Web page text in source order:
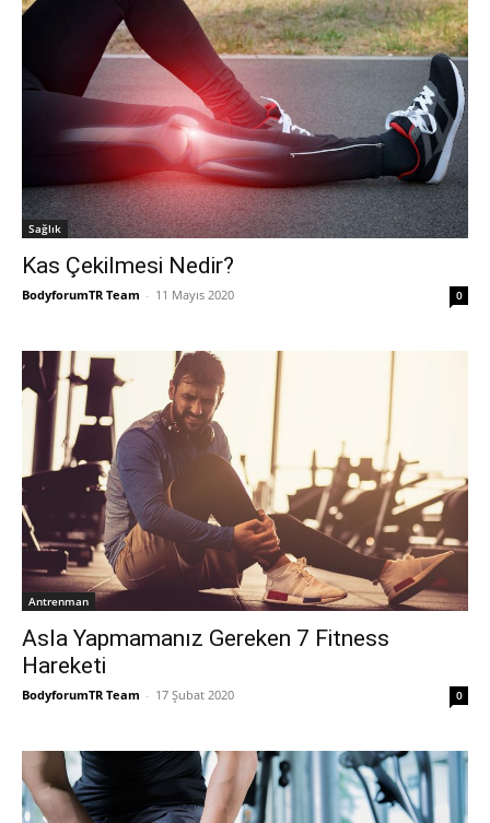
Sağlık
Kas Çekilmesi Nedir?
BodyforumTR Team - 11 Mayıs 2020 0
Antrenman
Asla Yapmamanız Gereken 7 Fitness
Hareketi
BodyforumTR Team - 17 Şubat 2020 0